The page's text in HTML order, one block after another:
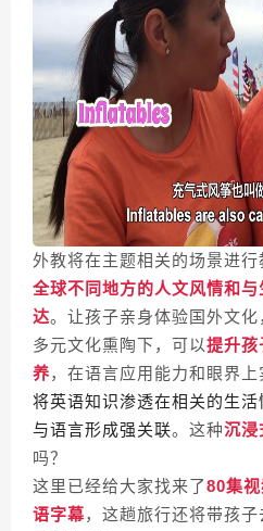
外教将在主题相关的场景进行
全球不同地方的人文风情和
达。让孩子亲身体验国外文
多元文化熏陶下，可以提升孩
养，在语言应用能力和眼界上
将英语知识渗透在相关的生
与语言形成强关联。这种沉浸
吗？
这里已经给大家找来了80集
语字幕， 这趟旅行还将带孩